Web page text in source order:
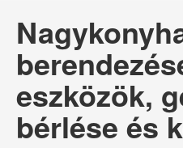
eszközök,
bérlése és